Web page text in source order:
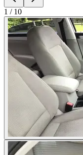
1 / 10